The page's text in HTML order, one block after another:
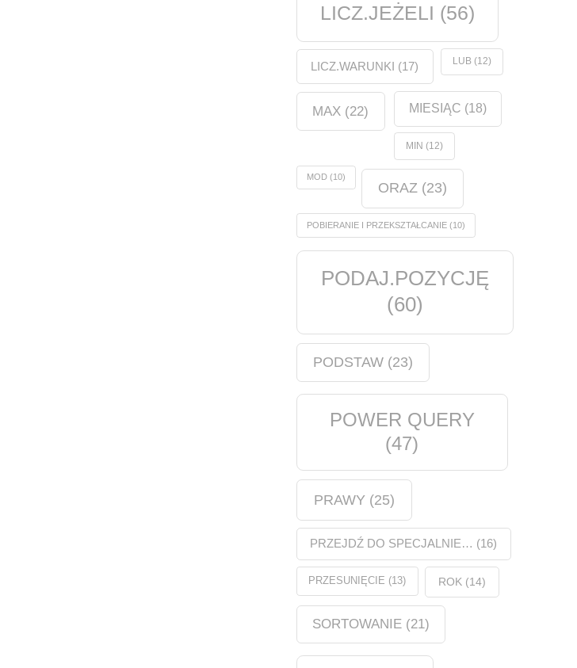
LICZ.JEŻELI (56)
LICZ.WARUNKI (17) LUB(12)
MAX (22) MIESIĄC (18)
MIN (12)
MOD(10)
ORAZ (23)
POBIERANIE I PRZEKSZTAŁCANIE(10)
PODAJ.POZYCJĘ
(60)
PODSTAW(23)
POWER QUERY
(47)
PRAWY(25)
PRZEJDŹ DO SPECJALNIE… (16)
PRZESUNIĘCIE (13) ROK (14)
SORTOWANIE(21)